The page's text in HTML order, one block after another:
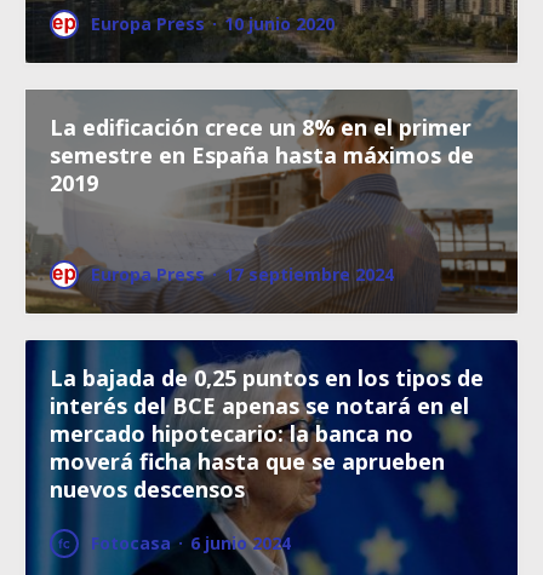
Europa Press · 10 junio 2020
La edificación crece un 8% en el primer
semestre en España hasta máximos de
2019
Europa Press · 17 septiembre 2024
La bajada de 0,25 puntos en los tipos de
interés del BCE apenas se notará en el
mercado hipotecario: la banca no
moverá ficha hasta que se aprueben
nuevos descensos
Fotocasa · 6 junio 2024